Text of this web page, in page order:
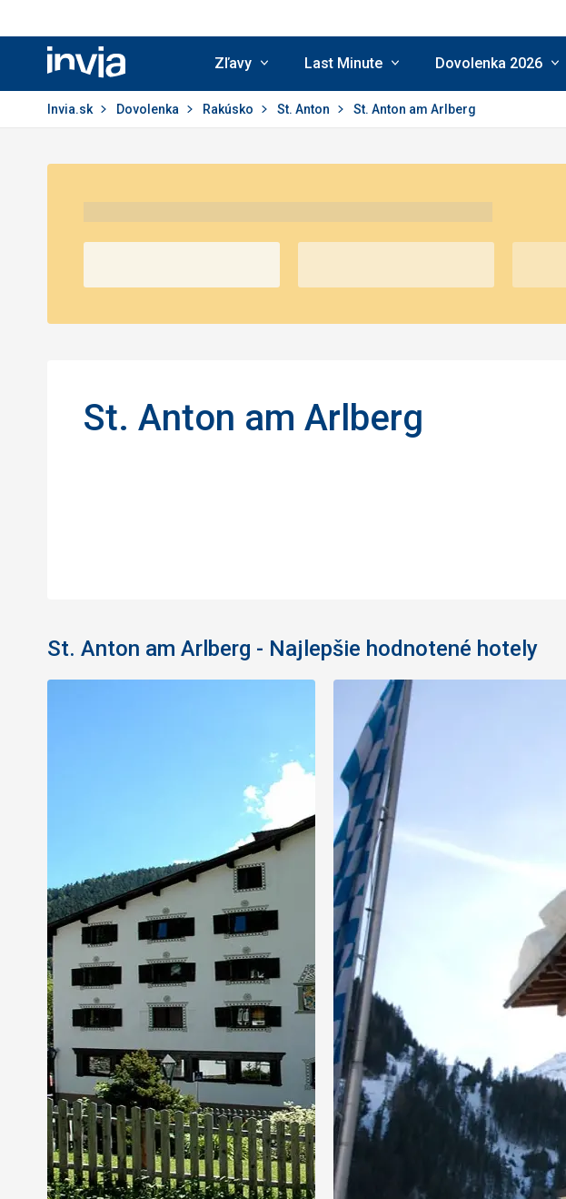
Invia.sk
Zľavy Last Minute Dovolenka 2026
Invia.sk Dovolenka Rakúsko St. Anton St. Anton am Arlberg
St. Anton am Arlberg
St. Anton am Arlberg - Najlepšie hodnotené hotely